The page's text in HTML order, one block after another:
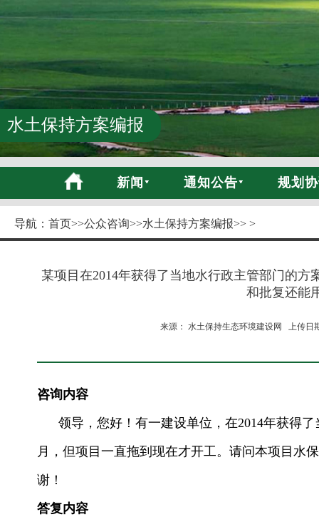
水土保持方案编报
新闻 通知公告 规划
导航： 首页>>公众咨询>>水土保持方案编报>> >
某项目在2014年获得了当地水行政主管部门的
和批复还能
来源： 水土保持生态环境建设网 上传日
咨询内容
领导，您好！有一建设单位，在2014年获得了
月，但项目一直拖到现在才开工。请问本项目水
谢！
答复内容